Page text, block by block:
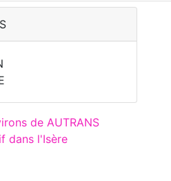
de AUTRANS
dans l'Isère